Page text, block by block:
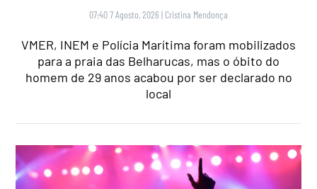
07:40 7 Agosto, 2026 | Cristina Mendonça
VMER, INEM e Polícia Marítima foram mobilizados
para a praia das Belharucas, mas o óbito do
homem de 29 anos acabou por ser declarado no
local